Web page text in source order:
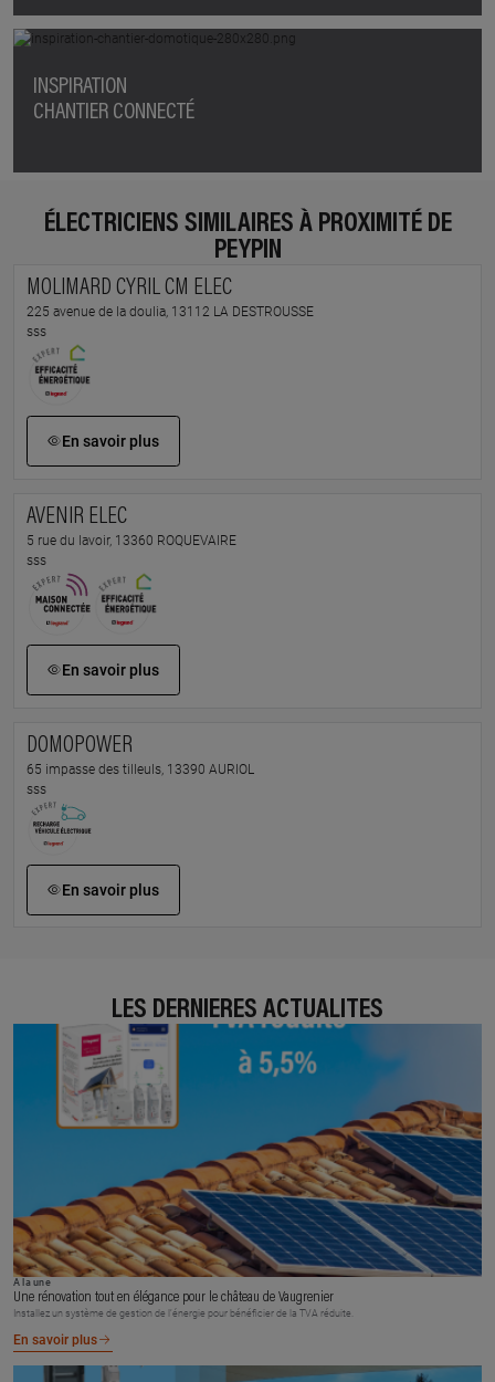
INSPIRATION
CHANTIER CONNECTÉ
ÉLECTRICIENS SIMILAIRES À PROXIMITÉ DE
PEYPIN
MOLIMARD CYRIL CM ELEC
225 avenue de la doulia, 13112 LA DESTROUSSE
sss
En savoir plus
AVENIR ELEC
5 rue du lavoir, 13360 ROQUEVAIRE
sss
En savoir plus
DOMOPOWER
65 impasse des tilleuls, 13390 AURIOL
sss
En savoir plus
LES DERNIÈRES ACTUALITÉS
À la une
Une rénovation tout en élégance pour le château de Vaugrenier
Installez un système de gestion de l’énergie pour bénéficier de la TVA réduite.
En savoir plus